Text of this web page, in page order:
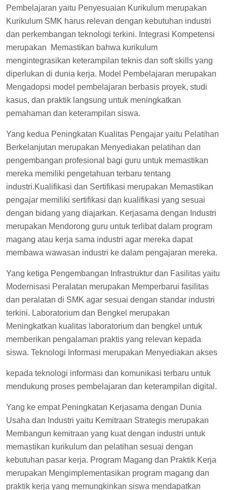
Pembelajaran yaitu Penyesuaian Kurikulum merupakan
Kurikulum SMK harus relevan dengan kebutuhan industri
dan perkembangan teknologi terkini. Integrasi Kompetensi
merupakan Memastikan bahwa kurikulum
mengintegrasikan keterampilan teknis dan soft skills yang
diperlukan di dunia kerja. Model Pembelajaran merupakan
Mengadopsi model pembelajaran berbasis proyek, studi
kasus, dan praktik langsung untuk meningkatkan
pemahaman dan keterampilan siswa.
Yang kedua Peningkatan Kualitas Pengajar yaitu Pelatihan
Berkelanjutan merupakan Menyediakan pelatihan dan
pengembangan profesional bagi guru untuk memastikan
mereka memiliki pengetahuan terbaru tentang
industri.Kualifikasi dan Sertifikasi merupakan Memastikan
pengajar memiliki sertifikasi dan kualifikasi yang sesuai
dengan bidang yang diajarkan. Kerjasama dengan Industri
merupakan Mendorong guru untuk terlibat dalam program
magang atau kerja sama industri agar mereka dapat
membawa wawasan industri ke dalam pengajaran mereka.
Yang ketiga Pengembangan Infrastruktur dan Fasilitas yaitu
Modernisasi Peralatan merupakan Memperbarui fasilitas
dan peralatan di SMK agar sesuai dengan standar industri
terkini. Laboratorium dan Bengkel merupakan
Meningkatkan kualitas laboratorium dan bengkel untuk
memberikan pengalaman praktis yang relevan kepada
siswa. Teknologi Informasi merupakan Menyediakan akses
kepada teknologi informasi dan komunikasi terbaru untuk
mendukung proses pembelajaran dan keterampilan digital.
Yang ke empat Peningkatan Kerjasama dengan Dunia
Usaha dan Industri yaitu Kemitraan Strategis merupakan
Membangun kemitraan yang kuat dengan industri untuk
memastikan kurikulum dan pelatihan sesuai dengan
kebutuhan pasar kerja. Program Magang dan Praktik Kerja
merupakan Mengimplementasikan program magang dan
praktik kerja yang memungkinkan siswa mendapatkan